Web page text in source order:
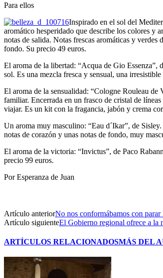
Para ellos
Inspirado en el sol del
aromático hesperidado que describe los colores y
notas de salida. Notas frescas aromáticas y
fondo. Su precio 49 euros.
El aroma de la libertad: “Acqua de Gio Essenza”,
sol. Es una mezcla fresca y sensual, una
El aroma de la sensualidad: “Cologne Rouleau de
familiar. Encerrada en un frasco de cristal de
viajar. Es un kit con la fragancia, jabón y crema
Un aroma muy masculino: “Eau d´Ikar”, de
notas de corazón y unas notas de fondo, muy
El aroma de la victoria: “Invictus”, de Paco
precio 99 euros.
Por Esperanza de Juan
Artículo anteriorNo nos conformábamos con parar
Artículo siguienteEl Gobierno regional ofrece a la
ARTÍCULOS RELACIONADOSMÁS DEL